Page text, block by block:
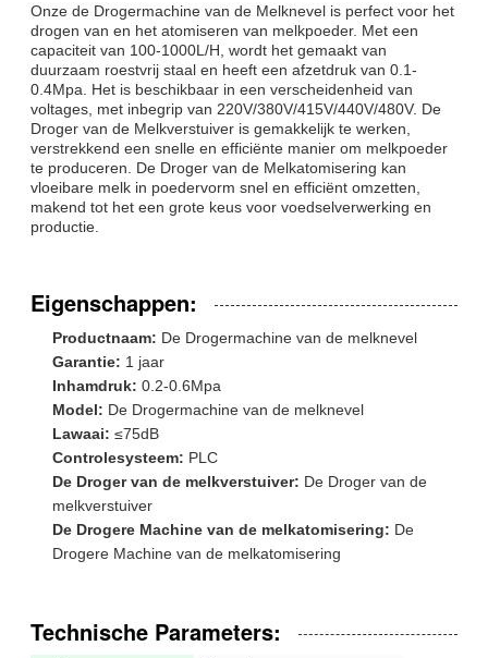
Onze de Drogermachine van de Melknevel is perfect voor het
drogen van en het atomiseren van melkpoeder. Met een
capaciteit van 100-1000L/H, wordt het gemaakt van
duurzaam roestvrij staal en heeft een afzetdruk van 0.1-
0.4Mpa. Het is beschikbaar in een verscheidenheid van
voltages, met inbegrip van 220V/380V/415V/440V/480V. De
Droger van de Melkverstuiver is gemakkelijk te werken,
verstrekkend een snelle en efficiënte manier om melkpoeder
te produceren. De Droger van de Melkatomisering kan
vloeibare melk in poedervorm snel en efficiënt omzetten,
makend tot het een grote keus voor voedselverwerking en
productie.
Eigenschappen:
Productnaam: De Drogermachine van de melknevel
Garantie: 1 jaar
Inhamdruk: 0.2-0.6Mpa
Model: De Drogermachine van de melknevel
Lawaai: ≤75dB
Controlesysteem: PLC
De Droger van de melkverstuiver: De Droger van de
melkverstuiver
De Drogere Machine van de melkatomisering: De
Drogere Machine van de melkatomisering
Technische Parameters: